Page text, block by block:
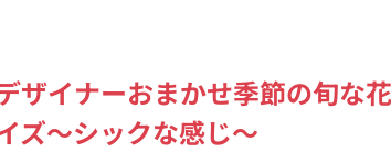
ザイナーおまかせ季節の旬な
ズ～シックな感じ～